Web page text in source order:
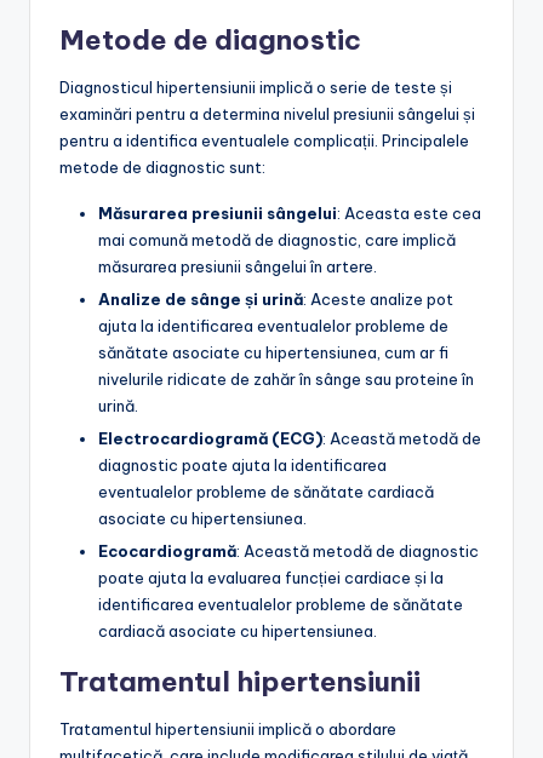
Metode de diagnostic
Diagnosticul hipertensiunii implică o serie de teste și
examinări pentru a determina nivelul presiunii sângelui și
pentru a identifica eventualele complicații. Principalele
metode de diagnostic sunt:
Măsurarea presiunii sângelui: Aceasta este cea
mai comună metodă de diagnostic, care implică
măsurarea presiunii sângelui în artere.
Analize de sânge și urină: Aceste analize pot
ajuta la identificarea eventualelor probleme de
sănătate asociate cu hipertensiunea, cum ar fi
nivelurile ridicate de zahăr în sânge sau proteine în
urină.
Electrocardiogramă (ECG): Această metodă de
diagnostic poate ajuta la identificarea
eventualelor probleme de sănătate cardiacă
asociate cu hipertensiunea.
Ecocardiogramă: Această metodă de diagnostic
poate ajuta la evaluarea funcției cardiace și la
identificarea eventualelor probleme de sănătate
cardiacă asociate cu hipertensiunea.
Tratamentul hipertensiunii
Tratamentul hipertensiunii implică o abordare